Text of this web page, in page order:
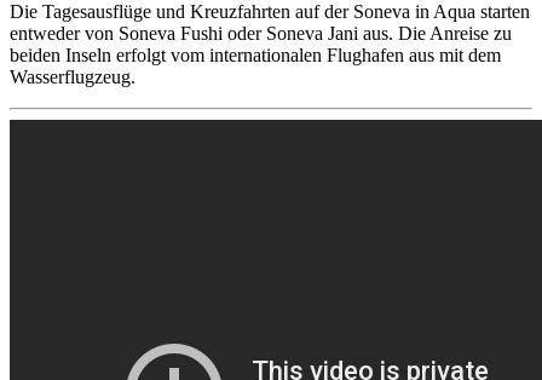
Die Tagesausflüge und Kreuzfahrten auf der Soneva in Aqua starten
entweder von Soneva Fushi oder Soneva Jani aus. Die Anreise zu
beiden Inseln erfolgt vom internationalen Flughafen aus mit dem
Wasserflugzeug.